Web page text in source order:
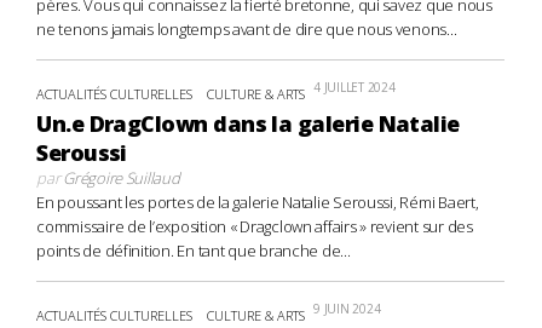
pères. Vous qui connaissez la fierté bretonne, qui savez que nous
ne tenons jamais longtemps avant de dire que nous venons...
ACTUALITÉS CULTURELLES CULTURE & ARTS 4 JUILLET 2024
Un.e DragClown dans la galerie Natalie
Seroussi
parGrégoire Suillaud
En poussant les portes de la galerie Natalie Seroussi, Rémi Baert,
commissaire de l’exposition « Dragclown affairs » revient sur des
points de définition. En tant que branche de...
ACTUALITÉS CULTURELLES CULTURE & ARTS 9 JUIN 2024